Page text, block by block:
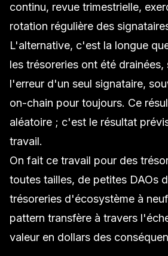
continu, revue trimestrielle,
rotation régulière des
L'alternative, c'est la longue
les trésoreries ont été
l'erreur d'un seul signataire,
on-chain pour toujours. Ce
aléatoire ; c'est le résultat
travail.
On fait ce travail pour des
toutes tailles, de petites DAOs
trésoreries d'écosystème à
pattern transfère à travers
valeur en dollars des